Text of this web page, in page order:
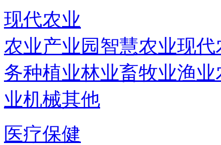
现代农业
农业产业园智慧农业现代
务种植业林业畜牧业渔业
业机械其他
医疗保健